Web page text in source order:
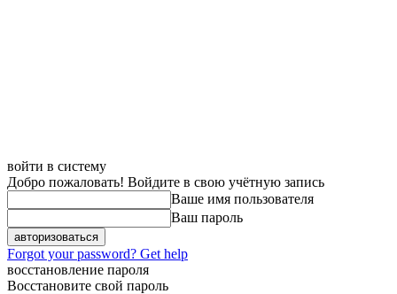
войти в систему
Добро пожаловать! Войдите в свою учётную запись
Ваше имя пользователя
Ваш пароль
Forgot your password? Get help
восстановление пароля
Восстановите свой пароль